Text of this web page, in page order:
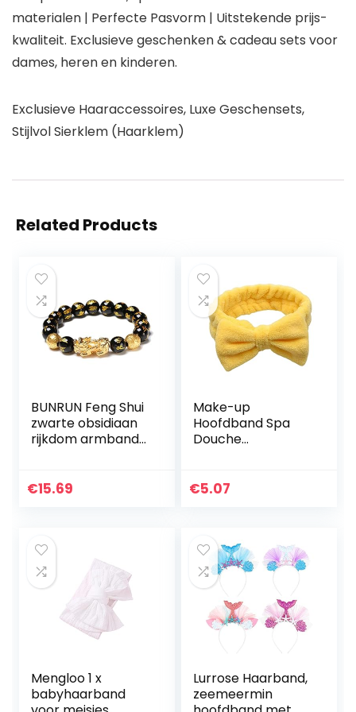
materialen | Perfecte Pasvorm | Uitstekende prijs-
kwaliteit. Exclusieve geschenken & cadeau sets voor
dames, heren en kinderen.
Exclusieve Haaraccessoires, Luxe Geschensets,
Stijlvol Sierklem (Haarklem)
Related Products
BUNRUN Feng Shui
zwarte obsidiaan
rijkdom armband
mannen die
€15.69
Make-up
Hoofdband Spa
Douche
Hoofddeksels Voor
€5.07
Mengloo 1 x
babyhaarband
Lurrose Haarband,
zeemeermin